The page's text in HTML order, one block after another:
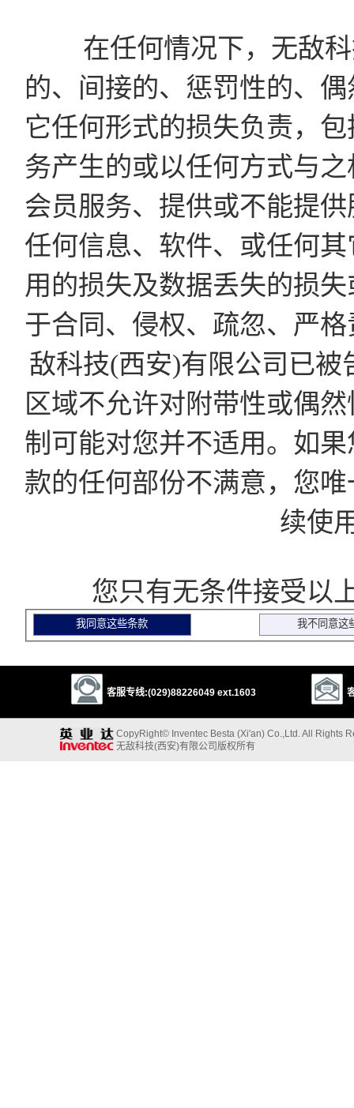
在任何情况下，无敌科
的、间接的、惩罚性的、
它任何形式的损失负责，
务产生的或以任何方式与
会员服务、提供或不能提
任何信息、软件、或任何
用的损失及数据丢失的损
于合同、侵权、疏忽、严
敌科技(西安)有限公司已
区域不允许对附带性或偶
制可能对您并不适用。如
款的任何部份不满意，您
续使
您只有无条件接受以上
客服专线:(029)88226049 ext.1603
CopyRight© Inventec Besta (Xi'an) Co.,Ltd. All Rights
无敌科技(西安)有限公司版权所有